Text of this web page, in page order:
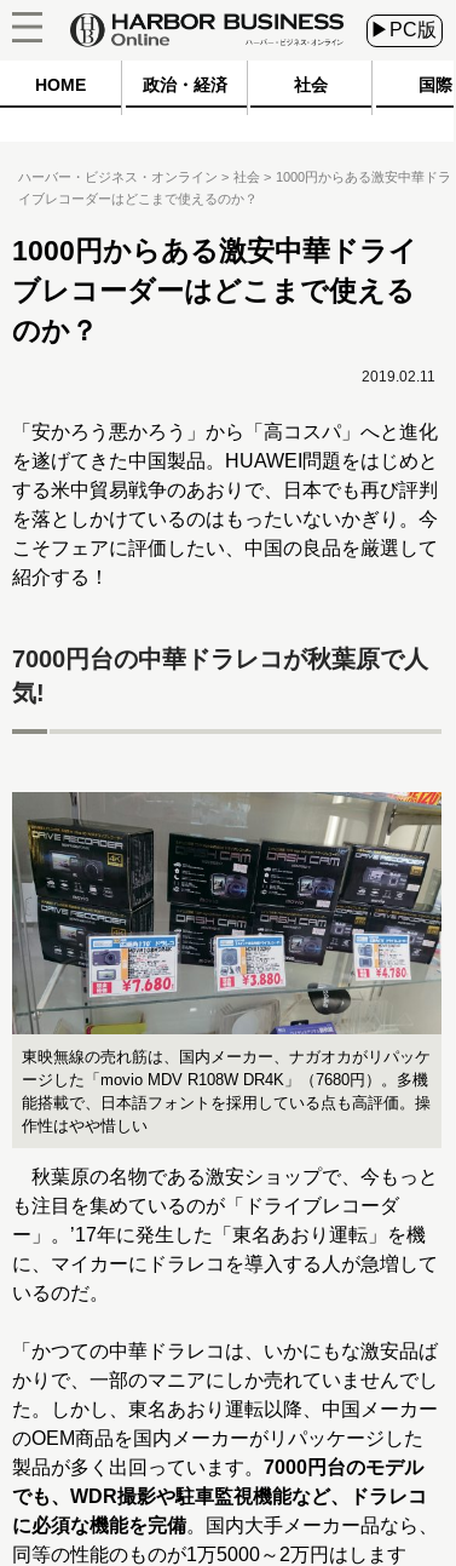
▶PC版
HOME 政治・経済 社会 国際
ハーバー・ビジネス・オンライン 社会
1000円からある激安中華ドラ
イブレコーダーはどこまで使えるのか？
1000円からある激安中華ドライ
ブレコーダーはどこまで使える
のか？
2019.02.11
「安かろう悪かろう」から「高コスパ」へと進化
を遂げてきた中国製品。HUAWEI問題をはじめと
する米中貿易戦争のあおりで、日本でも再び評判
を落としかけているのはもったいないかぎり。今
こそフェアに評価したい、中国の良品を厳選して
紹介する！
7000円台の中華ドラレコが秋葉原で人
気!
東映無線の売れ筋は、国内メーカー、ナガオカがリパッケ
ージした「movio MDV R108W DR4K」（7680円）。多機
能搭載で、日本語フォントを採用している点も高評価。操
作性はやや惜しい
秋葉原の名物である激安ショップで、今もっと
も注目を集めているのが「ドライブレコーダ
ー」。’17年に発生した「東名あおり運転」を機
に、マイカーにドラレコを導入する人が急増して
いるのだ。
「かつての中華ドラレコは、いかにもな激安品ば
かりで、一部のマニアにしか売れていませんでし
た。しかし、東名あおり運転以降、中国メーカー
のOEM商品を国内メーカーがリパッケージした
製品が多く出回っています。 7000円台のモデル
でも、WDR撮影や駐車監視機能など、ドラレコ
に必須な機能を完備。国内大手メーカー品なら、
同等の性能のものが1万5000～2万円はします